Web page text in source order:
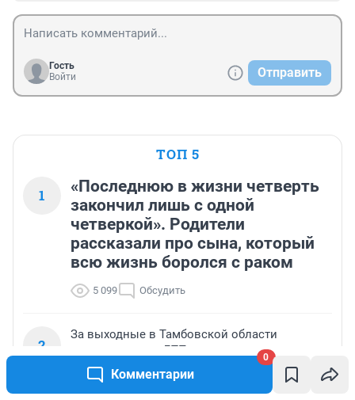
Комментарии
0
Гость
Войти
Отправить
ТОП 5
1
«Последнюю в жизни четверть
закончил лишь с одной
четверкой». Родители
рассказали про сына, который
всю жизнь боролся с раком
5 099 Обсудить
2
За выходные в Тамбовской области
произошло два ДТП
285 Обсудить